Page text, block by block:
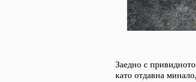
Заедно с
като отдавна